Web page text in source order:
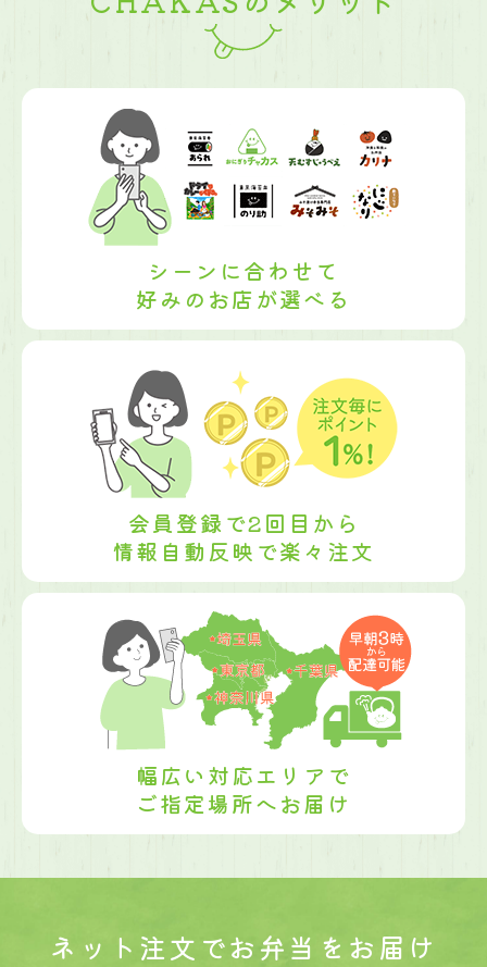
シーンに合わせて
好みのお店が選べる
会員登録で2回目から
情報自動反映で楽々注文
幅広い対応エリアで
ご指定場所へお届け
ネット注文でお弁当をお届け